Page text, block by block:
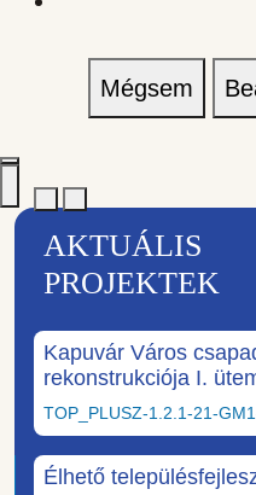
Mégsem
AKTUÁLIS
PROJEKTEK
Kapuvár Város
rekonstrukciója I.
TOP_PLUSZ-1.2.1-21-
Élhető